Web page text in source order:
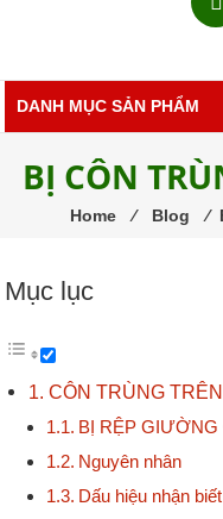
côn
DANH MỤC SẢN PHẨM
BỊ CÔN
Home ⁄ Blog ⁄
Mục lục
CÔN TRÙNG
BỊ RỆP GIƯỜNG
Nguyên nhân
Dấu hiệu nhận